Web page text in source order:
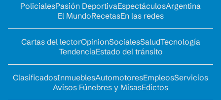
PolicialesPasión DeportivaEspectáculosArgentina
El MundoRecetasEn las redes
Cartas del lectorOpinionSocialesSaludTecnología
TendenciaEstado del tránsito
ClasificadosInmueblesAutomotoresEmpleosServicios
Avisos Fúnebres y MisasEdictos